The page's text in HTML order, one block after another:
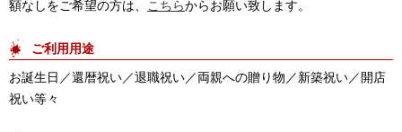
額なしをご希望の方は、 こちらからお願い致します。
ご利用用途
お誕生日／還暦祝い／退職祝い／両親への贈り物／新築祝い／開店
祝い等々